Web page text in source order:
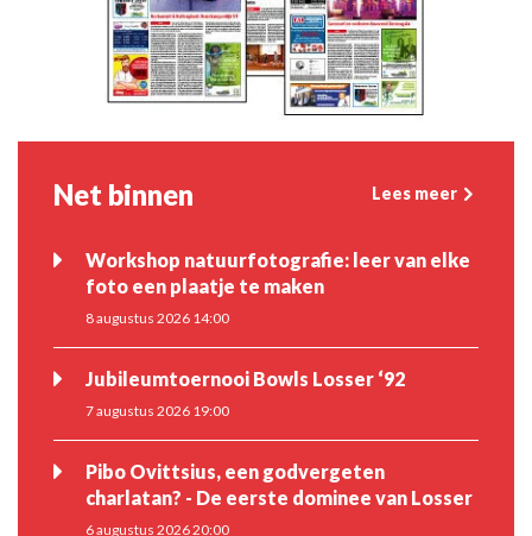
Net binnen Lees meer
Workshop natuurfotografie: leer van elke
foto een plaatje te maken
8 augustus 2026 14:00
Jubileumtoernooi Bowls Losser ‘92
7 augustus 2026 19:00
Pibo Ovittsius, een godvergeten
charlatan? - De eerste dominee van Losser
6 augustus 2026 20:00